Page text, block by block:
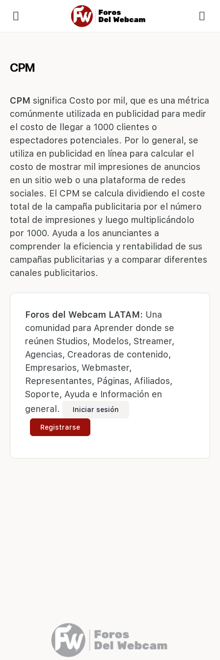
CPM
CPM significa Costo por mil, que es una métrica
comúnmente utilizada en publicidad para medir
el costo de llegar a 1000 clientes o
espectadores potenciales. Por lo general, se
utiliza en publicidad en línea para calcular el
costo de mostrar mil impresiones de anuncios
en un sitio web o una plataforma de redes
sociales. El CPM se calcula dividiendo el coste
total de la campaña publicitaria por el número
total de impresiones y luego multiplicándolo
por 1000. Ayuda a los anunciantes a
comprender la eficiencia y rentabilidad de sus
campañas publicitarias y a comparar diferentes
canales publicitarios.
Foros del Webcam LATAM: Una
comunidad para Aprender donde se
reúnen Studios, Modelos, Streamer,
Agencias, Creadoras de contenido,
Empresarios, Webmaster,
Representantes, Páginas, Afiliados,
Soporte, Ayuda e Información en
general.
Iniciar sesión
Registrarse